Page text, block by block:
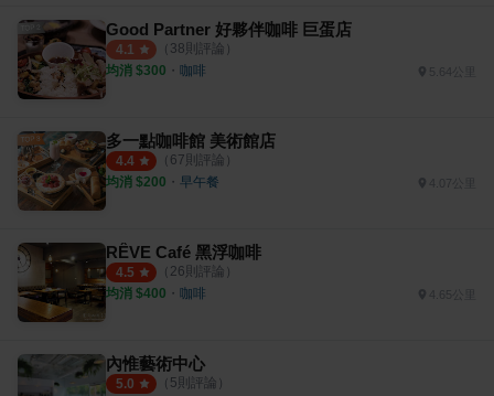
Good Partner 好夥伴咖啡 巨蛋店
4.1 （ 38則評論）
均消 $300 ・ 咖啡 5.64公里
多一點咖啡館 美術館店
4.4 （ 67則評論）
均消 $200 ・ 早午餐 4.07公里
RÊVE Café 黑浮咖啡
4.5 （ 26則評論）
均消 $400 ・ 咖啡 4.65公里
內惟藝術中心
5.0 （ 5則評論）